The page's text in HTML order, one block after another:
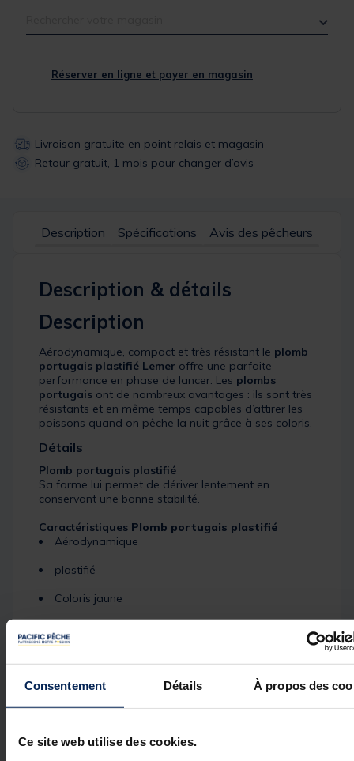
Consentement Détails À propos des
Ce site web utilise des cookies.
Réserver en ligne et payer en magasin
Livraison gratuite en point relais et magasin
Retour gratuit, 1 mois pour changer d’avis
Description Spécifications Avis des pêcheurs
Description & détails
Description
Aérodynamique, compact et très résistant le plomb
portugais plastifié Lemer offre une parfaite
performance en phase de lancer. Les plombs
portugais ont de nombreux avantages : ils sont très
résistants et en même temps capables d’attirer les
poissons quand on pêche la nuit grâce à ses coloris.
Détails
Plomb portugais plastifié
Sa forme lui permet de dériver lentement en
conservant une bonne stabilité.
Caractéristiques Plomb portugais plastifié
Aérodynamique
plastifié
Coloris jaune